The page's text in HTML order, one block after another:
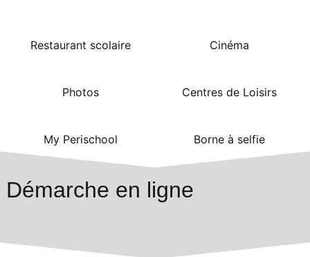
Restaurant scolaire Cinéma
Photos Centres de Loisirs
My Perischool Borne à selfie
Démarche en ligne